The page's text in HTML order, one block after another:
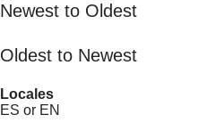
Newest to Oldest
Oldest to Newest
Locales
ES or EN